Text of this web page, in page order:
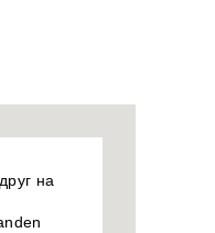
на